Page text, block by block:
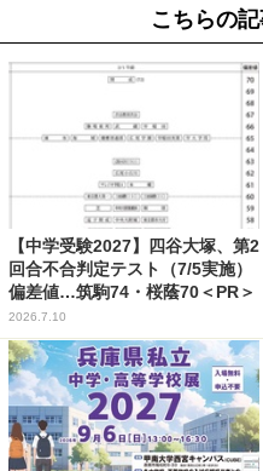
こちらの
【中学受験2027】四谷大塚、第2
回合不合判定テスト（7/5実施）
偏差値…筑駒74・桜蔭70＜PR＞
2026.7.10